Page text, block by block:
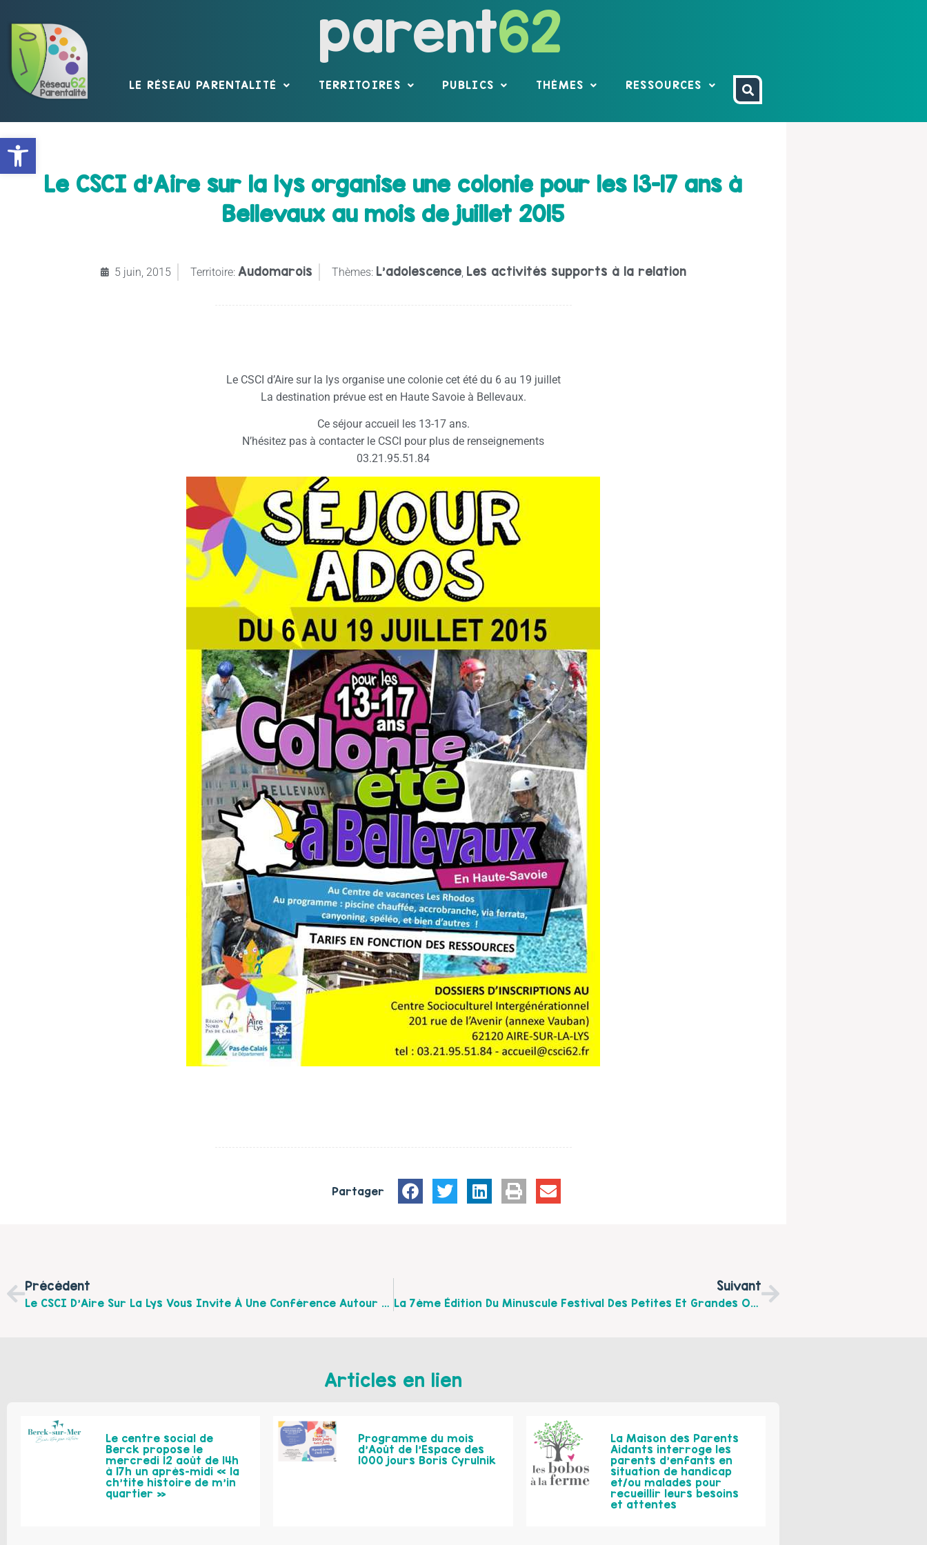
Ouvrir la barre d’outils
parent62
LE RÉSEAU PARENTALITÉ TERRITOIRES PUBLICS THÈMES RESSOURCES
Le CSCI d’Aire sur la lys organise une colonie pour les 13-17 ans à
Bellevaux au mois de juillet 2015
5 juin, 2015 Territoire: Audomarois Thèmes: L’adolescence Les activités supports à la relation
Le CSCI d’Aire sur la lys organise une colonie cet été du 6 au 19 juillet
La destination prévue est en Haute Savoie à Bellevaux.
Ce séjour accueil les 13-17 ans.
N’hésitez pas à contacter le CSCI pour plus de renseignements
03.21.95.51.84
Partager
Précédent
Le CSCI D’Aire Sur La Lys Vous Invite À Une Conférence Autour D’internet Le Vendredi 19 Juin 2015 Au Collège Jean Jaurès
Suivant
La 7ème Édition Du Minuscule Festival Des Petites Et Grandes Oreilles, C’est Du 6 Au 14 Juin 2015 À Villeneuve D’Ascq
Articles en lien
Le centre social de
Berck propose le
mercredi 12 août de 14h
à 17h un après-midi « la
ch’tite histoire de m’in
quartier »
Programme du mois
d’Août de l’Espace des
1000 jours Boris Cyrulnik
La Maison des Parents
Aidants interroge les
parents d’enfants en
situation de handicap
et/ou malades pour
recueillir leurs besoins
et attentes